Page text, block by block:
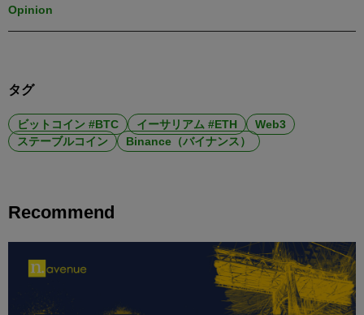
Opinion
タグ
ビットコイン #BTC イーサリアム #ETH
Web3
ステーブルコイン
Binance（バイナンス）
Recommend